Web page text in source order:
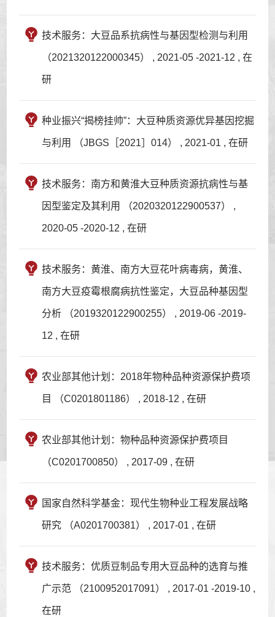
技术服务：大豆品系抗病性与基因型检测与利用
（2021320122000345） , 2021-05 -2021-12 , 在
研
种业振兴“揭榜挂帅”：大豆种质资源优异基因挖掘
与利用 （JBGS［2021］014） , 2021-01 , 在研
技术服务：南方和黄淮大豆种质资源抗病性与基
因型鉴定及其利用 （2020320122900537） ,
2020-05 -2020-12 , 在研
技术服务：黄淮、南方大豆花叶病毒病，黄淮、
南方大豆疫霉根腐病抗性鉴定，大豆品种基因型
分析 （2019320122900255） , 2019-06 -2019-
12 , 在研
农业部其他计划：2018年物种品种资源保护费项
目 （C0201801186） , 2018-12 , 在研
农业部其他计划：物种品种资源保护费项目
（C0201700850） , 2017-09 , 在研
国家自然科学基金：现代生物种业工程发展战略
研究 （A0201700381） , 2017-01 , 在研
技术服务：优质豆制品专用大豆品种的选育与推
广示范 （2100952017091） , 2017-01 -2019-10 ,
在研